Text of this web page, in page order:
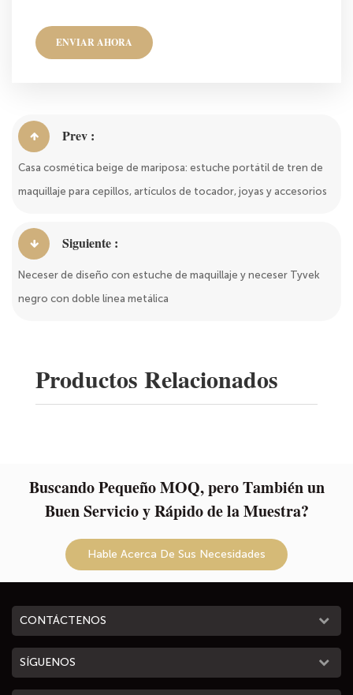
ENVIAR AHORA
Prev :
Casa cosmética beige de mariposa: estuche portátil de tren de
maquillaje para cepillos, artículos de tocador, joyas y accesorios
Siguiente :
Neceser de diseño con estuche de maquillaje y neceser Tyvek
negro con doble línea metálica
Productos Relacionados
Buscando Pequeño MOQ, pero También un
Buen Servicio y Rápido de la Muestra?
Hable Acerca De Sus Necesidades
CONTÁCTENOS
SÍGUENOS